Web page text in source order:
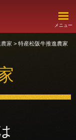
メニュー
Foreign language
家 > 特産松阪牛推進農家